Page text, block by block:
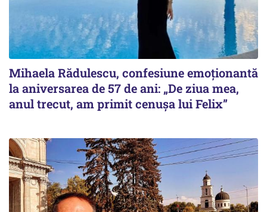
Mihaela Rădulescu, confesiune emoționantă
la aniversarea de 57 de ani: „De ziua mea,
anul trecut, am primit cenușa lui Felix”